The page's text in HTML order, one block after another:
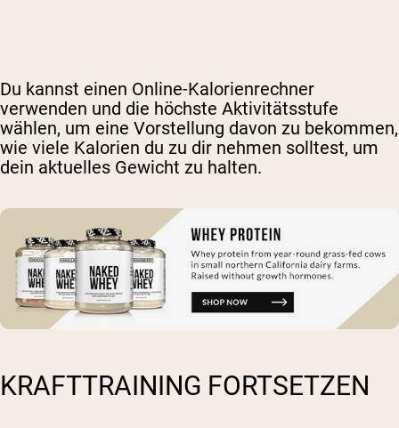
Du kannst einen Online-Kalorienrechner
verwenden und die höchste Aktivitätsstufe
wählen, um eine Vorstellung davon zu bekommen,
wie viele Kalorien du zu dir nehmen solltest, um
dein aktuelles Gewicht zu halten.
KRAFTTRAINING FORTSETZEN